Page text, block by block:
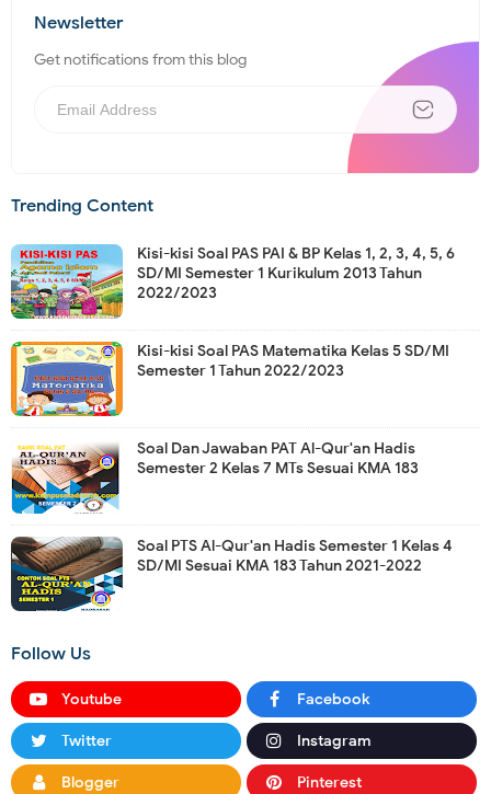
Newsletter
Get notifications from this blog
Trending Content
Kisi-kisi Soal PAS PAI & BP Kelas 1, 2, 3, 4, 5, 6
SD/MI Semester 1 Kurikulum 2013 Tahun
2022/2023
Kisi-kisi Soal PAS Matematika Kelas 5 SD/MI
Semester 1 Tahun 2022/2023
Soal Dan Jawaban PAT Al-Qur'an Hadis
Semester 2 Kelas 7 MTs Sesuai KMA 183
Soal PTS Al-Qur'an Hadis Semester 1 Kelas 4
SD/MI Sesuai KMA 183 Tahun 2021-2022
Follow Us
Youtube Facebook
Twitter Instagram
Blogger Pinterest